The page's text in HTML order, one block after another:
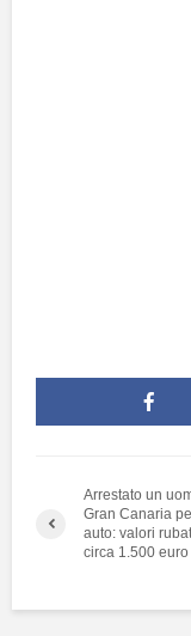
Arrestato un
Gran Canaria
auto: valori
circa 1.500 euro